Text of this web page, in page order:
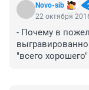
Novo-sib
22 октября
- Почему в
"всего